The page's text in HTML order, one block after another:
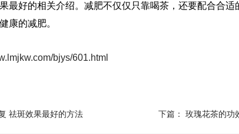
最好的相关介绍。减肥不仅仅只靠喝茶，还要配合合
康的减肥。
bjys/601.html
祛斑效果最好的方法 下篇： 玫瑰花茶的功